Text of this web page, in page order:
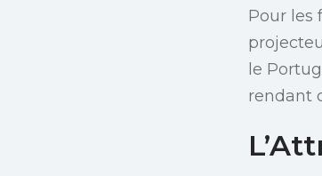
Pour les
le
rendant